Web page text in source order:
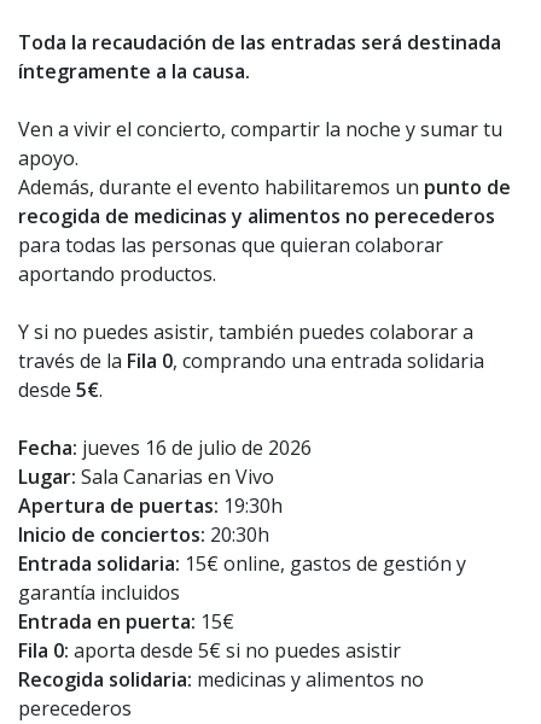
Toda la recaudación de las entradas será destinada
íntegramente a la causa.
Ven a vivir el concierto, compartir la noche y sumar tu
apoyo.
Además, durante el evento habilitaremos un punto de
recogida de medicinas y alimentos no perecederos
para todas las personas que quieran colaborar
aportando productos.
Y si no puedes asistir, también puedes colaborar a
través de la Fila 0, comprando una entrada solidaria
desde 5€.
Fecha: jueves 16 de julio de 2026
Lugar: Sala Canarias en Vivo
Apertura de puertas: 19:30h
Inicio de conciertos: 20:30h
Entrada solidaria: 15€ online, gastos de gestión y
garantía incluidos
Entrada en puerta: 15€
Fila 0: aporta desde 5€ si no puedes asistir
Recogida solidaria: medicinas y alimentos no
perecederos